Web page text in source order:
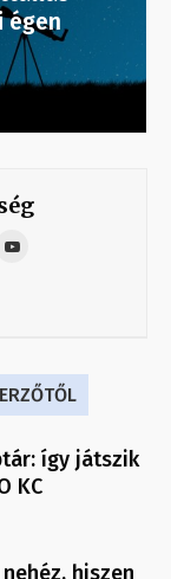
égen
így játszik
KC
hiszen